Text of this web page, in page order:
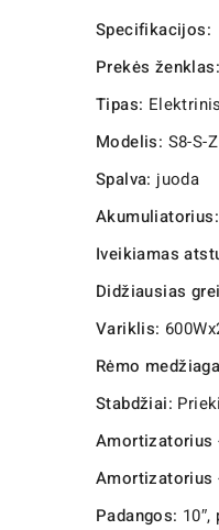
Specifikacijos:
Prekės ženklas:
Tipas:
Modelis: S8-S-Z
Spalva: juoda
Akumuliatorius:
Iveikiamas
Didžiausias
Variklis:
Rėmo
Stabdžiai:
Amortizatorius
Amortizatorius
Padangos: